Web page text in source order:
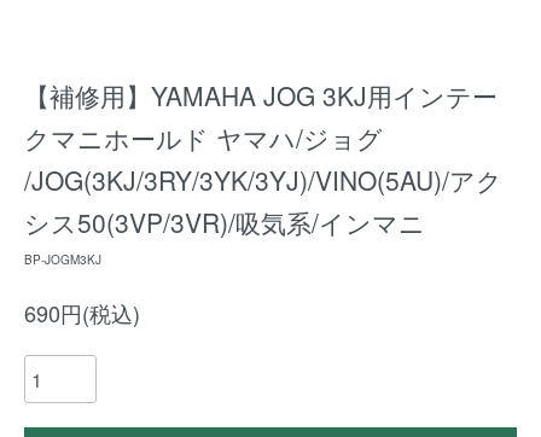
【補修用】YAMAHA JOG 3KJ用インテー
クマニホールド ヤマハ/ジョグ
/JOG(3KJ/3RY/3YK/3YJ)/VINO(5AU)/アク
シス50(3VP/3VR)/吸気系/インマニ
BP-JOGM3KJ
690円(税込)